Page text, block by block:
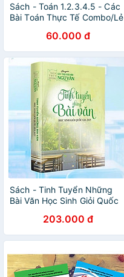
Sách - Toán 1.2.3.4.5 - Các
Bài Toán Thực Tế Combo/Lẻ
60.000 đ
Sách - Tinh Tuyển Những
Bài Văn Học Sinh Giỏi Quốc
203.000 đ